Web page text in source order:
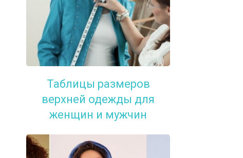
Таблицы размеров
верхней одежды для
женщин и мужчин